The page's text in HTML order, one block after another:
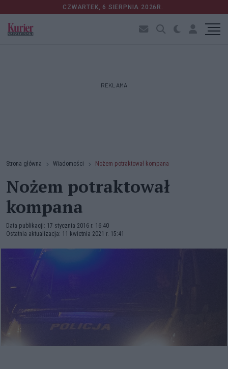
CZWARTEK, 6 SIERPNIA 2026R.
REKLAMA
Strona główna Wiadomości Nożem potraktował kompana
Nożem potraktował
kompana
Data publikacji: 17 stycznia 2016 r. 16:40
Ostatnia aktualizacja: 11 kwietnia 2021 r. 15:41